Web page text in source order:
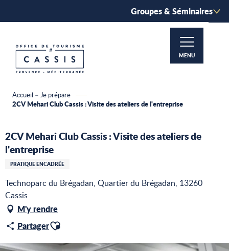
principal
Groupes & Séminaires
MENU
Accueil – Je prépare
2CV Mehari Club Cassis : Visite des ateliers de l'entreprise
2CV Mehari Club Cassis : Visite des ateliers de
l'entreprise
PRATIQUE ENCADRÉE
Technoparc du Brégadan, Quartier du Brégadan, 13260
Cassis
M'y rendre
PartagerAjouter aux favoris